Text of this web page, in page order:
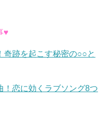
♥
奇跡を起こす秘密の○○と
！恋に効くラブソング8つ